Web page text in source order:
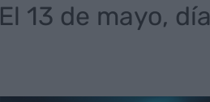
El 13 de mayo,